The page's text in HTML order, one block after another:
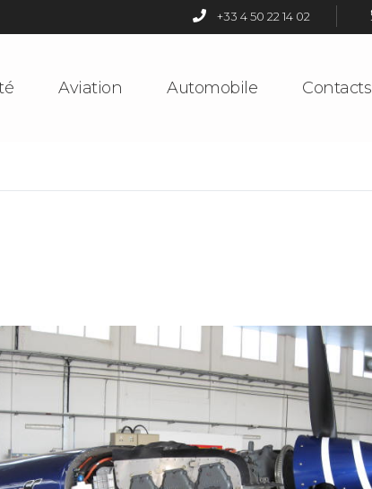
+33 4 50 22 14 02
Aviation Automobile Contacts